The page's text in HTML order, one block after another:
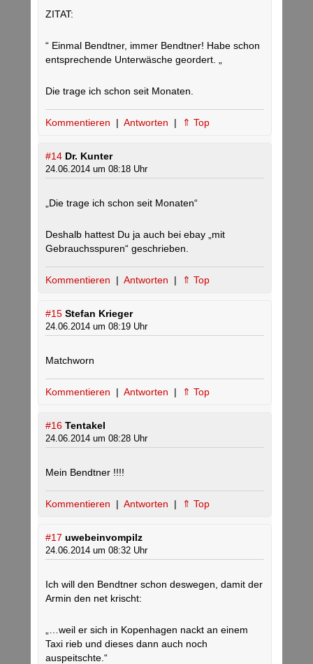
ZITAT:
“ Einmal Bendtner, immer Bendtner! Habe schon
entsprechende Unterwäsche geordert. „
Die trage ich schon seit Monaten.
Kommentieren | Antworten | ⇑ Top
#14 Dr. Kunter
24.06.2014 um 08:18 Uhr
„Die trage ich schon seit Monaten“
Deshalb hattest Du ja auch bei ebay „mit
Gebrauchsspuren“ geschrieben.
Kommentieren | Antworten | ⇑ Top
#15 Stefan Krieger
24.06.2014 um 08:19 Uhr
Matchworn
Kommentieren | Antworten | ⇑ Top
#16 Tentakel
24.06.2014 um 08:28 Uhr
Mein Bendtner !!!!
Kommentieren | Antworten | ⇑ Top
#17 uwebeinvompilz
24.06.2014 um 08:32 Uhr
Ich will den Bendtner schon deswegen, damit der
Armin den net krischt:
„…weil er sich in Kopenhagen nackt an einem
Taxi rieb und dieses dann auch noch
auspeitschte.“